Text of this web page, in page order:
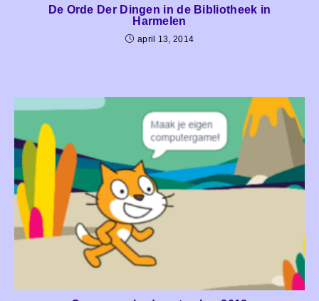
De Orde Der Dingen in de Bibliotheek in
Harmelen
april 13, 2014